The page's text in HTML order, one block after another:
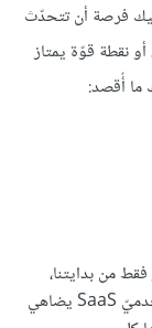
فرصة أن تتحدّث
نقطة قوّة يمتاز
ما أٌقصد:
من بدايتنا،
تمكنّا من بناء منتج قاعديّ فعّال لبرنامجنا الخدميّ SaaS يضاهي